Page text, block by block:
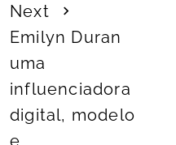
Next
Emilyn Duran
uma
influenciadora
digital, modelo
e